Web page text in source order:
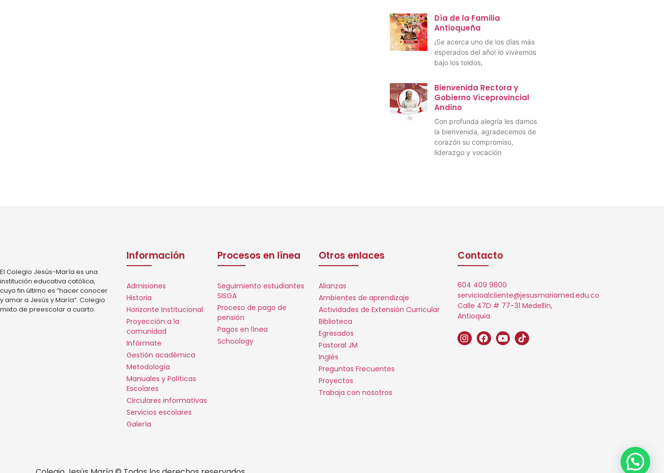
Día de la Familia
Antioqueña
¡Se acerca uno de los días más
esperados del año! lo viviremos
bajo los toldos,
Bienvenida Rectora y
Gobierno Viceprovincial
Andino
Con profunda alegría les damos
la bienvenida, agradecemos de
corazón su compromiso,
liderazgo y vocación
El Colegio Jesús-María es una
institución educativa católica,
cuyo fin último es “hacer conocer
y amar a Jesús y María”. Colegio
mixto de preescolar a cuarto.
Información
Admisiones
Historia
Horizonte Institucional
Proyección a la
comunidad
Infórmate
Gestión académica
Metodología
Manuales y Políticas
Escolares
Circulares informativas
Servicios escolares
Galería
Procesos en línea
Seguimiento estudiantes
SISGA
Proceso de pago de
pensión
Pagos en línea
Schoology
Otros enlaces
Alianzas
Ambientes de aprendizaje
Actividades de Extensión Curricular
Biblioteca
Egresados
Pastoral JM
Inglés
Preguntas Frecuentes
Proyectos
Trabaja con nosotros
Contacto
604 409 9800
servicioalcliente@jesusmariamed.edu.co
Calle 47D # 77-31 Medellín,
Antioquia